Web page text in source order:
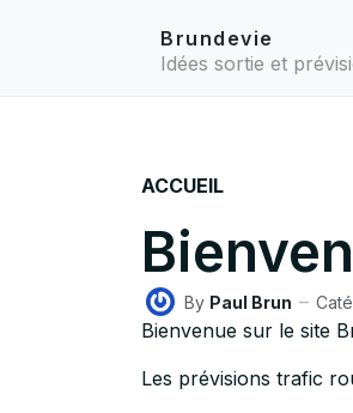
Brundevie
Idées sortie et
ACCUEIL
By Paul Brun
Bienvenue sur le site
Les prévisions trafic